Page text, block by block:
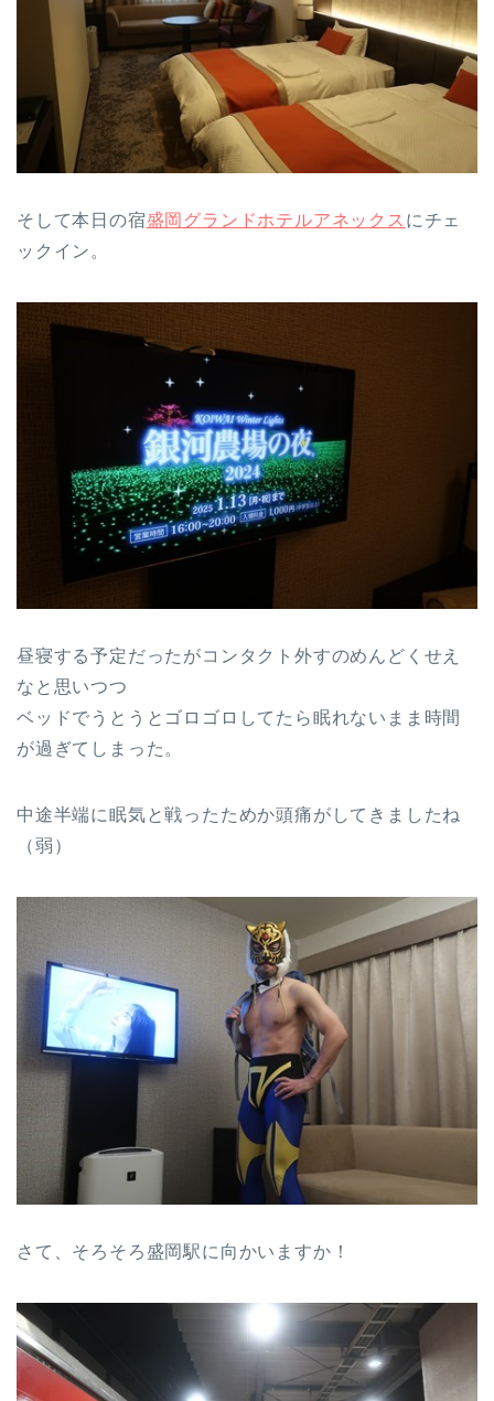
そして本日の宿盛岡グランドホテルアネックス にチェ
ックイン。
昼寝する予定だったがコンタクト外すのめんどくせえ
なと思いつつ
ベッドでうとうとゴロゴロしてたら眠れないまま時間
が過ぎてしまった。
中途半端に眠気と戦ったためか頭痛がしてきましたね
（弱）
さて、そろそろ盛岡駅に向かいますか！